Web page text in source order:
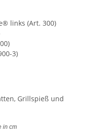
links (Art. 300)
3)
Grillspieß und
in cm